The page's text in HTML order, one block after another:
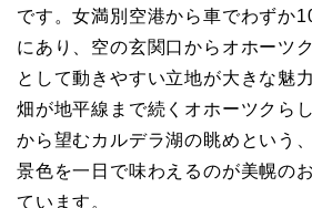
です。女満別空港から車でわずか
にあり、空の玄関口からオホーツ
として動きやすい立地が大きな魅
畑が地平線まで続くオホーツクら
から望むカルデラ湖の眺めという
景色を一日で味わえるのが美幌の
ています。